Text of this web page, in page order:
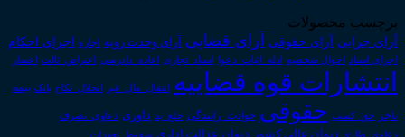
برچسب محصولات
آرای جزایی آرای حقوقی آرای قضایی آرای وحدت رویه اجاره اجرای احکام
اجرای اسناد احوال شخصیه ادله_اثبات_دعوا اسناد_تجاری اعاده_دادرسی اعتراض_ثالث اعسار
انتشارات قوه قضاییه انتقال_مال_غیر انحلال_نکاح بانک بیمه
تاجر حق_کسب حقوقی حوادث_رانندگی خلع_ید داوری دعاوی_تصرف
دیوان عدالت اداری سقوط_تعهدات